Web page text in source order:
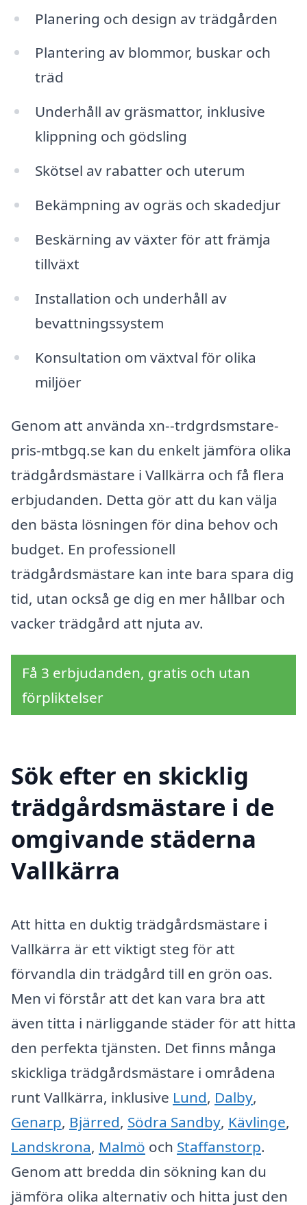
Planering och design av trädgården
Plantering av blommor, buskar och
träd
Underhåll av gräsmattor, inklusive
klippning och gödsling
Skötsel av rabatter och uterum
Bekämpning av ogräs och skadedjur
Beskärning av växter för att främja
tillväxt
Installation och underhåll av
bevattningssystem
Konsultation om växtval för olika
miljöer
Genom att använda xn--trdgrdsmstare-
pris-mtbgq.se kan du enkelt jämföra olika
trädgårdsmästare i Vallkärra och få flera
erbjudanden. Detta gör att du kan välja
den bästa lösningen för dina behov och
budget. En professionell
trädgårdsmästare kan inte bara spara dig
tid, utan också ge dig en mer hållbar och
vacker trädgård att njuta av.
Få 3 erbjudanden, gratis och utan
förpliktelser
Sök efter en skicklig
trädgårdsmästare i de
omgivande städerna
Vallkärra
Att hitta en duktig trädgårdsmästare i
Vallkärra är ett viktigt steg för att
förvandla din trädgård till en grön oas.
Men vi förstår att det kan vara bra att
även titta i närliggande städer för att hitta
den perfekta tjänsten. Det finns många
skickliga trädgårdsmästare i områdena
runt Vallkärra, inklusive Lund, Dalby,
Genarp, Bjärred, Södra Sandby, Kävlinge,
Landskrona, Malmö och Staffanstorp.
Genom att bredda din sökning kan du
jämföra olika alternativ och hitta just den